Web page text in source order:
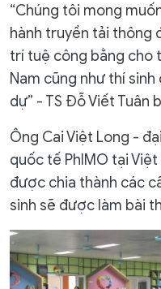
“Chúng tôi mong
hành truyền tải thông
trí tuệ công bằng cho
Nam cũng như thí
dự” - TS Đỗ Viết Tuân
Ông Cai Việt Long -
quốc tế PhIMO tại
được chia thành các
sinh sẽ được làm bài